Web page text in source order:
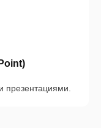
презентациями.